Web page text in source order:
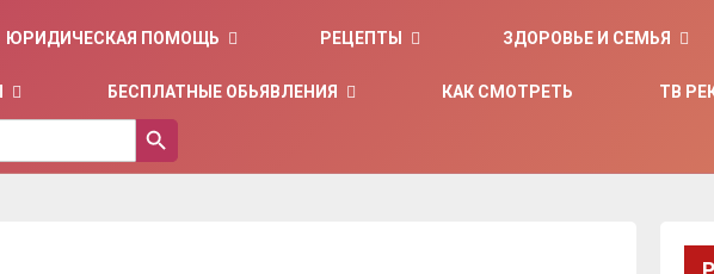
ЮРИДИЧЕСКАЯ ПОМОЩЬ РЕЦЕПТЫ ЗДОРОВЬЕ И СЕМЬЯ
БЕСПЛАТНЫЕ ОБЬЯВЛЕНИЯ КАК СМОТРЕТЬ ТВ
SEARCH BUTTON